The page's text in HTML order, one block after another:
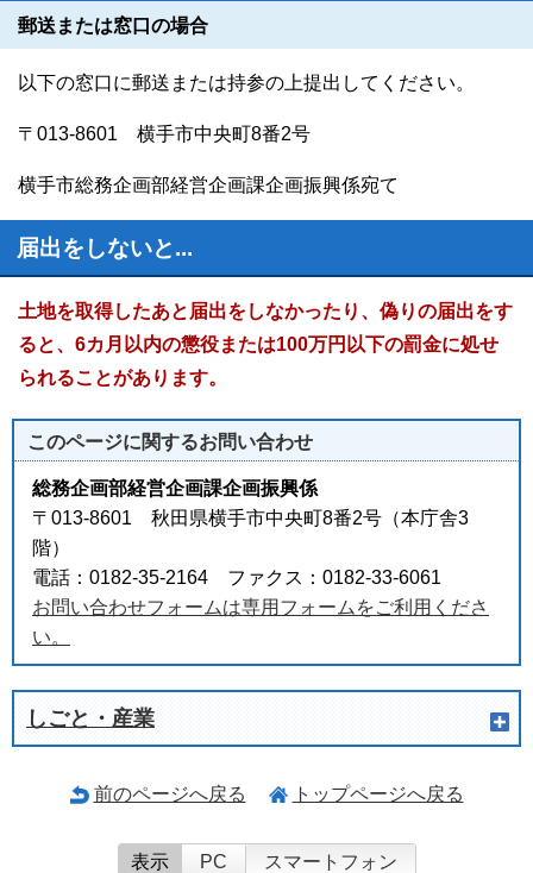
郵送または窓口の場合
以下の窓口に郵送または持参の上提出してください。
〒013-8601 横手市中央町8番2号
横手市総務企画部経営企画課企画振興係宛て
届出をしないと...
土地を取得したあと届出をしなかったり、偽りの届出をす
ると、6カ月以内の懲役または100万円以下の罰金に処せ
られることがあります。
このページに関するお問い合わせ
総務企画部経営企画課企画振興係
〒013-8601 秋田県横手市中央町8番2号（本庁舎3
階）
電話：0182-35-2164 ファクス：0182-33-6061
お問い合わせフォームは専用フォームをご利用くださ
い。
しごと・産業
前のページへ戻る トップページへ戻る
表示 PC スマートフォン